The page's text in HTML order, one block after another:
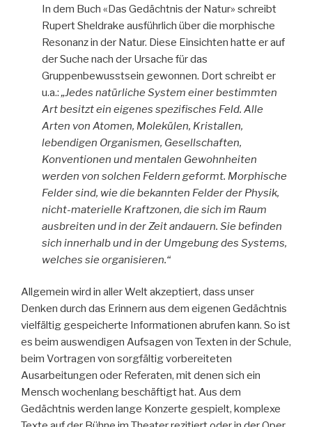
In dem Buch «Das Gedächtnis der Natur» schreibt
Rupert Sheldrake ausführlich über die morphische
Resonanz in der Natur. Diese Einsichten hatte er auf
der Suche nach der Ursache für das
Gruppenbewusstsein gewonnen. Dort schreibt er
u.a.:„Jedes natürliche System einer bestimmten
Art besitzt ein eigenes spezifisches Feld. Alle
Arten von Atomen, Molekülen, Kristallen,
lebendigen Organismen, Gesellschaften,
Konventionen und mentalen Gewohnheiten
werden von solchen Feldern geformt. Morphische
Felder sind, wie die bekannten Felder der Physik,
nicht-materielle Kraftzonen, die sich im Raum
ausbreiten und in der Zeit andauern. Sie befinden
sich innerhalb und in der Umgebung des Systems,
welches sie organisieren.“
Allgemein wird in aller Welt akzeptiert, dass unser
Denken durch das Erinnern aus dem eigenen Gedächtnis
vielfältig gespeicherte Informationen abrufen kann. So ist
es beim auswendigen Aufsagen von Texten in der Schule,
beim Vortragen von sorgfältig vorbereiteten
Ausarbeitungen oder Referaten, mit denen sich ein
Mensch wochenlang beschäftigt hat. Aus dem
Gedächtnis werden lange Konzerte gespielt, komplexe